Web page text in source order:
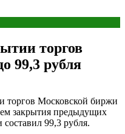
торгов
99,3 рубля
торгов Московской биржи
закрытия предыдущих
99,3 рубля.